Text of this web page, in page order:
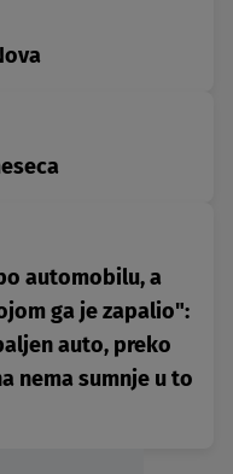
automobilu, a
ga je zapalio":
auto, preko
nema sumnje u to